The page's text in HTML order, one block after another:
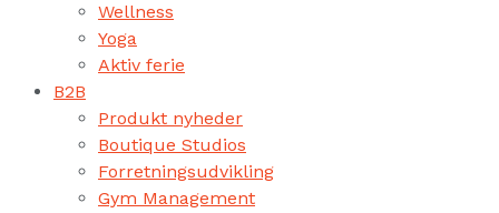
Wellness
Yoga
Aktiv ferie
B2B
Produkt nyheder
Boutique Studios
Forretningsudvikling
Gym Management